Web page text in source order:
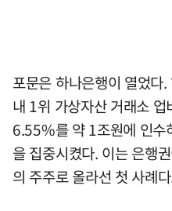
포문은 하나은행이 열었다
내 1위 가상자산 거래소
6.55%를 약 1조원에 인수
을 집중시켰다. 이는 은행
의 주주로 올라선 첫 사례